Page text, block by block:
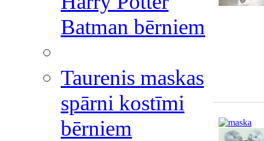
Batman bērniem
Taurenis maskas
spārni kostīmi
bērniem